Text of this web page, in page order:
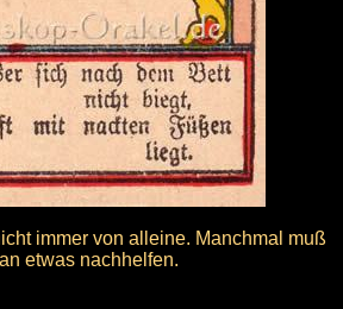
immer von alleine. Manchmal muß
etwas nachhelfen.